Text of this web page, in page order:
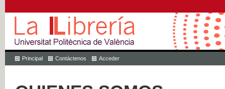
Principal Contáctenos Acceder